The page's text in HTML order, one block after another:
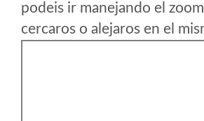
podeis ir manejando el
cercaros o alejaros en el